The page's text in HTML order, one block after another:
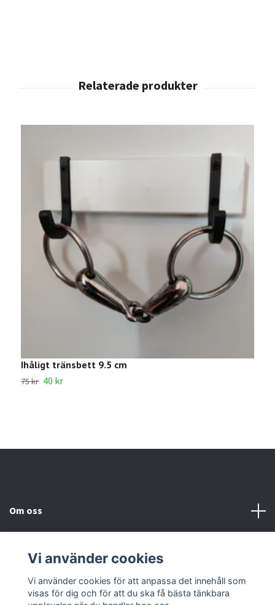
Ihåligt tränsbett 9.5 cm
75 kr 40 kr
Om oss
Kontakta oss
Vi använder cookies
Vi använder cookies för att anpassa det innehåll som
visas för dig och för att du ska få bästa tänkbara